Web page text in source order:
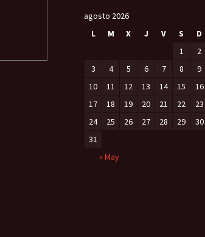
agosto 2026
L
M X J V S
D
1
2
3
4 5 6 7 8
9
10
11 12 13 14 15
16
17
18 19 20 21 22
23
24
25 26 27 28 29
30
31
« May